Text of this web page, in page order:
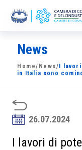
La Camera
News
Sviluppo
Soci
News
Home/ News/ I
in Italia sono
26.07.2024
I lavori di